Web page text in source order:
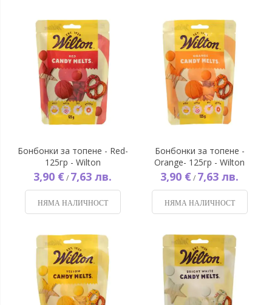
Бонбонки за топене - Red-
125гр - Wilton
3,90 € / 7,63 лв.
НЯМА НАЛИЧНОСТ
Бонбонки за топене -
Orange- 125гр - Wilton
3,90 € / 7,63 лв.
НЯМА НАЛИЧНОСТ